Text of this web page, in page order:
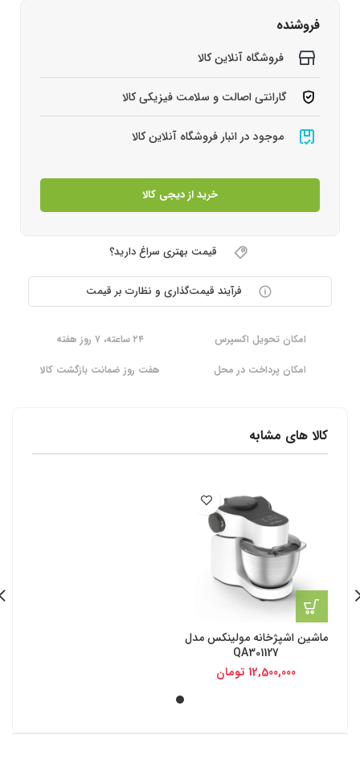
فروشنده
فروشگاه آنلاین کالا
گارانتی اصالت و سلامت فیزیکی کالا
موجود در انبار فروشگاه آنلاین کالا
خرید از دیجی کالا
قیمت بهتری سراغ دارید؟
فرآیند قیمت‌گذاری و نظارت بر قیمت
امکان تحویل اکسپرس
۲۴ ساعته، ۷ روز هفته
امکان پرداخت در محل
هفت روز ضمانت بازگشت کالا
کالا های مشابه
ماشین اشپژخانه مولینکس مدل
QA301127
12,500,000 تومان